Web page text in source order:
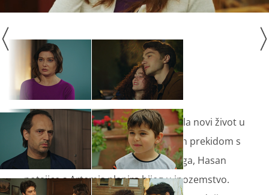
Kad je Gulperi s djecom već započela novi život u
Foči, nitko se nije pomirio s njezinim prekidom s
Kadirom, kao ni ona sama. Osim toga, Hasan
potajice s Artemis planira bijeg u inozemstvo.